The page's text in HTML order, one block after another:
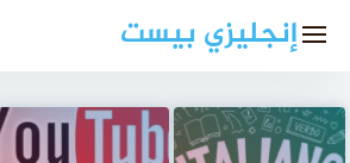
إنجليزي بيست